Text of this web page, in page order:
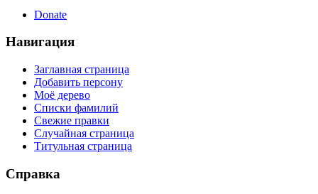
Donate
Навигация
Заглавная страница
Добавить персону
Моё дерево
Списки фамилий
Свежие правки
Случайная страница
Титульная страница
Справка